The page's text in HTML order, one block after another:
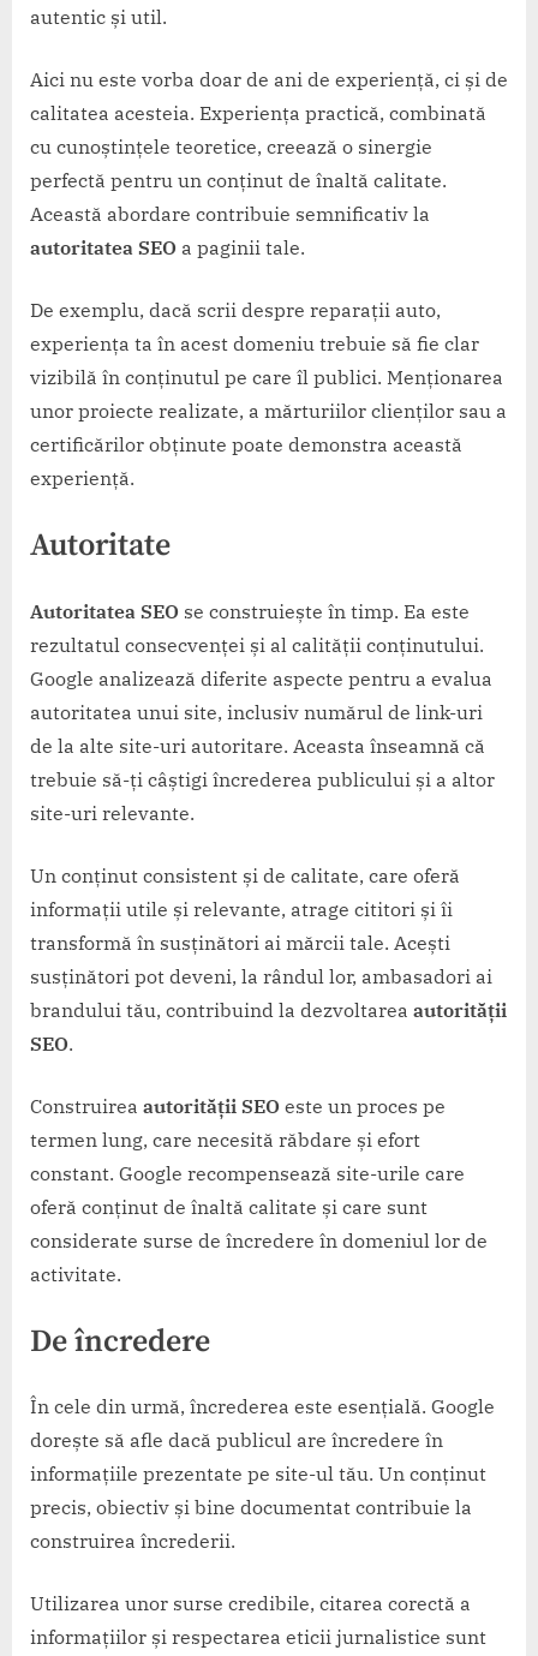
autentic și util.
Aici nu este vorba doar de ani de experiență, ci și de
calitatea acesteia. Experiența practică, combinată
cu cunoștințele teoretice, creează o sinergie
perfectă pentru un conținut de înaltă calitate.
Această abordare contribuie semnificativ la
autoritatea SEO a paginii tale.
De exemplu, dacă scrii despre reparații auto,
experiența ta în acest domeniu trebuie să fie clar
vizibilă în conținutul pe care îl publici. Menționarea
unor proiecte realizate, a mărturiilor clienților sau a
certificărilor obținute poate demonstra această
experiență.
Autoritate
Autoritatea SEO se construiește în timp. Ea este
rezultatul consecvenței și al calității conținutului.
Google analizează diferite aspecte pentru a evalua
autoritatea unui site, inclusiv numărul de link-uri
de la alte site-uri autoritare. Aceasta înseamnă că
trebuie să-ți câștigi încrederea publicului și a altor
site-uri relevante.
Un conținut consistent și de calitate, care oferă
informații utile și relevante, atrage cititori și îi
transformă în susținători ai mărcii tale. Acești
susținători pot deveni, la rândul lor, ambasadori ai
brandului tău, contribuind la dezvoltarea autorității
SEO.
Construirea autorității SEO este un proces pe
termen lung, care necesită răbdare și efort
constant. Google recompensează site-urile care
oferă conținut de înaltă calitate și care sunt
considerate surse de încredere în domeniul lor de
activitate.
De încredere
În cele din urmă, încrederea este esențială. Google
dorește să afle dacă publicul are încredere în
informațiile prezentate pe site-ul tău. Un conținut
precis, obiectiv și bine documentat contribuie la
construirea încrederii.
Utilizarea unor surse credibile, citarea corectă a
informațiilor și respectarea eticii jurnalistice sunt